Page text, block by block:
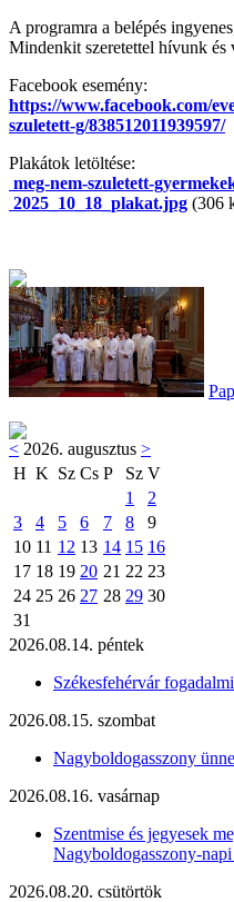
A programra a belépés
Mindenkit szeretettel hívunk és
Facebook esemény:
https://www.facebook.com/
szuletett-g/838512011939597/
Plakátok letöltése:
meg-nem-szuletett-
2025_10_18_plakat.jpg (306
< 2026. augusztus >
H K Sz Cs P Sz V
1
2
3
4 5 6 7 8
9
10 11 12 13 14 15 16
17 18 19 20 21 22 23
24 25 26 27 28 29 30
31
2026.08.14. péntek
Székesfehérvár
2026.08.15. szombat
Nagyboldogasszony
2026.08.16. vasárnap
Szentmise és jegyesek
Nagyboldogasszony-napi
2026.08.20. csütörtök